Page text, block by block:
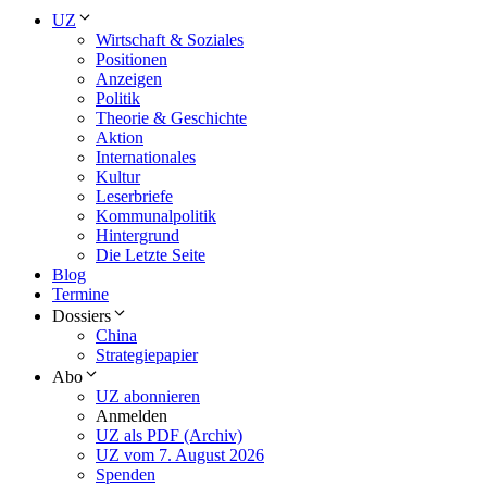
UZ
Wirtschaft & Soziales
Positionen
Anzeigen
Politik
Theorie & Geschichte
Aktion
Internationales
Kultur
Leserbriefe
Kommunalpolitik
Hintergrund
Die Letzte Seite
Blog
Termine
Dossiers
China
Strategiepapier
Abo
UZ abonnieren
Anmelden
UZ als PDF (Archiv)
UZ vom 7. August 2026
Spenden